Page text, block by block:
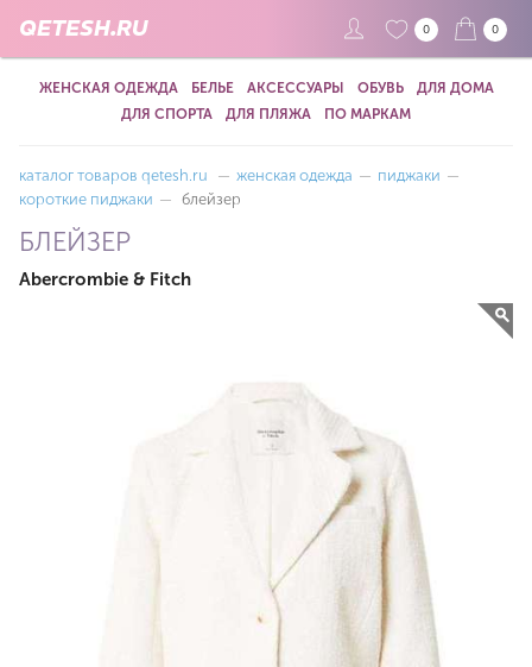
QETESH.RU 0 0
ЖЕНСКАЯ ОДЕЖДА БЕЛЬЕ АКСЕССУАРЫ ОБУВЬ
ДЛЯ ДОМА
ДЛЯ СПОРТА
ДЛЯ ПЛЯЖА ПО МАРКАМ
каталог товаров qetesh.ru — женская одежда — пиджаки —
короткие пиджаки — блейзер
БЛЕЙЗЕР
Abercrombie & Fitch